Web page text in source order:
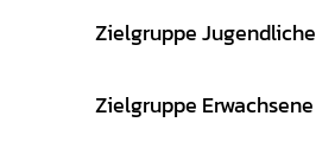
Zielgruppe Jugendliche
Zielgruppe Erwachsene